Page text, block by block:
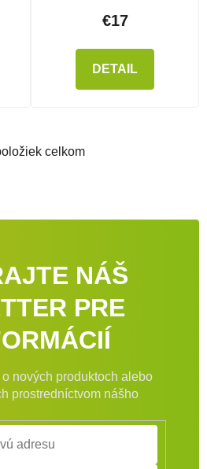
€17
DETAIL
Ovládacie prvky výpisu
celkom
NÁŠ
PRE
nových produktoch alebo
prostredníctvom nášho